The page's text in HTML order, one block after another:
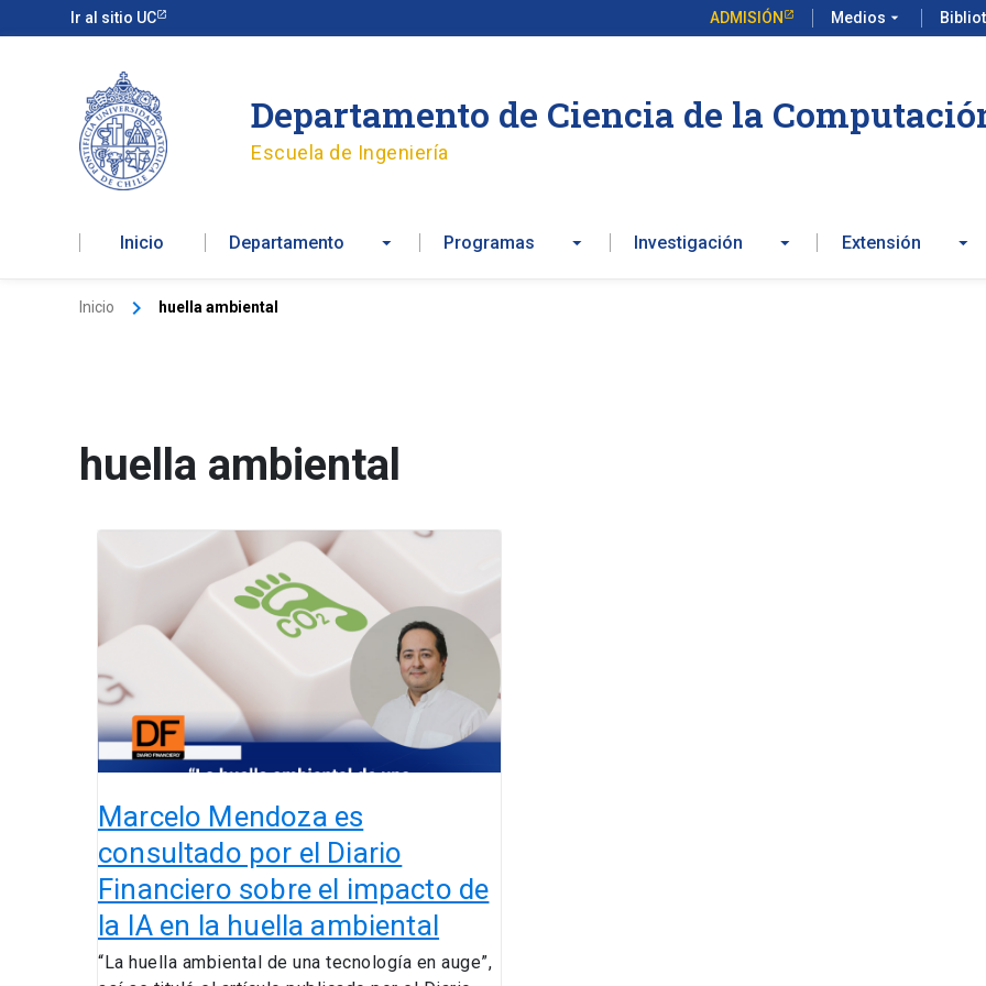
Ir al sitio UC ADMISIÓN Medios arrow_drop_down
al
Departamento de Ciencia de la
Escuela de Ingeniería
Inicio Departamento Programas Investigación Extensión
Inicio huella ambiental
huella ambiental
Marcelo Mendoza es
consultado por el Diario
Financiero sobre el impacto de
la IA en la huella ambiental
“La huella ambiental de una tecnología en auge”,
Mendoza
consultado
por
el
Diario
Financiero
sobre
el
impacto
de
la
IA
en
la
huella